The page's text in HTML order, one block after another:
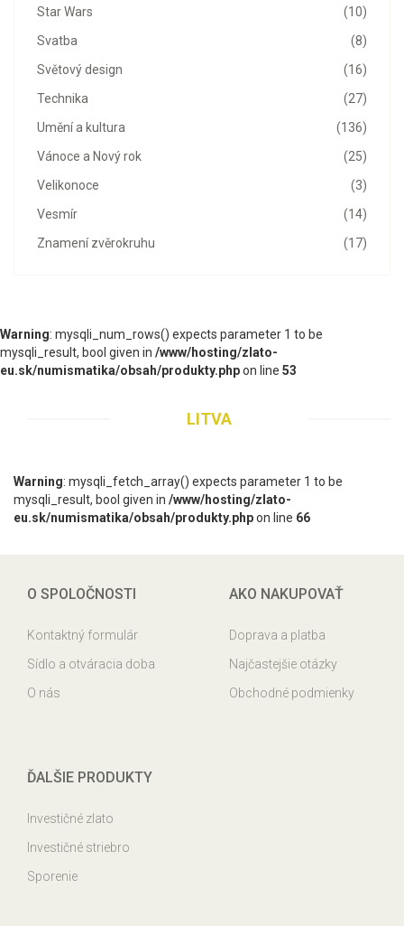
(10)
Star Wars
(8)
Svatba
(16)
Světový design
(27)
Technika
(136)
Umění a kultura
(25)
Vánoce a Nový rok
(3)
Velikonoce
(14)
Vesmír
(17)
Znamení zvěrokruhu
Warning: mysqli_num_rows() expects parameter 1 to be
mysqli_result, bool given in /www/hosting/zlato-
eu.sk/numismatika/obsah/produkty.phpon line 53
LITVA
Warning: mysqli_fetch_array() expects parameter 1 to be
mysqli_result, bool given in /www/hosting/zlato-
eu.sk/numismatika/obsah/produkty.phpon line 66
O SPOLOČNOSTI
Kontaktný formulár
Sídlo a otváracia doba
O nás
AKO NAKUPOVAŤ
Doprava a platba
Najčastejšie otázky
Obchodné podmienky
ĎALŠIE PRODUKTY
Investičné zlato
Investičné striebro
Sporenie